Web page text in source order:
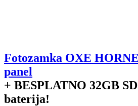
Fotozamka OXE
panel
+ BESPLATNO 32GB
baterija!